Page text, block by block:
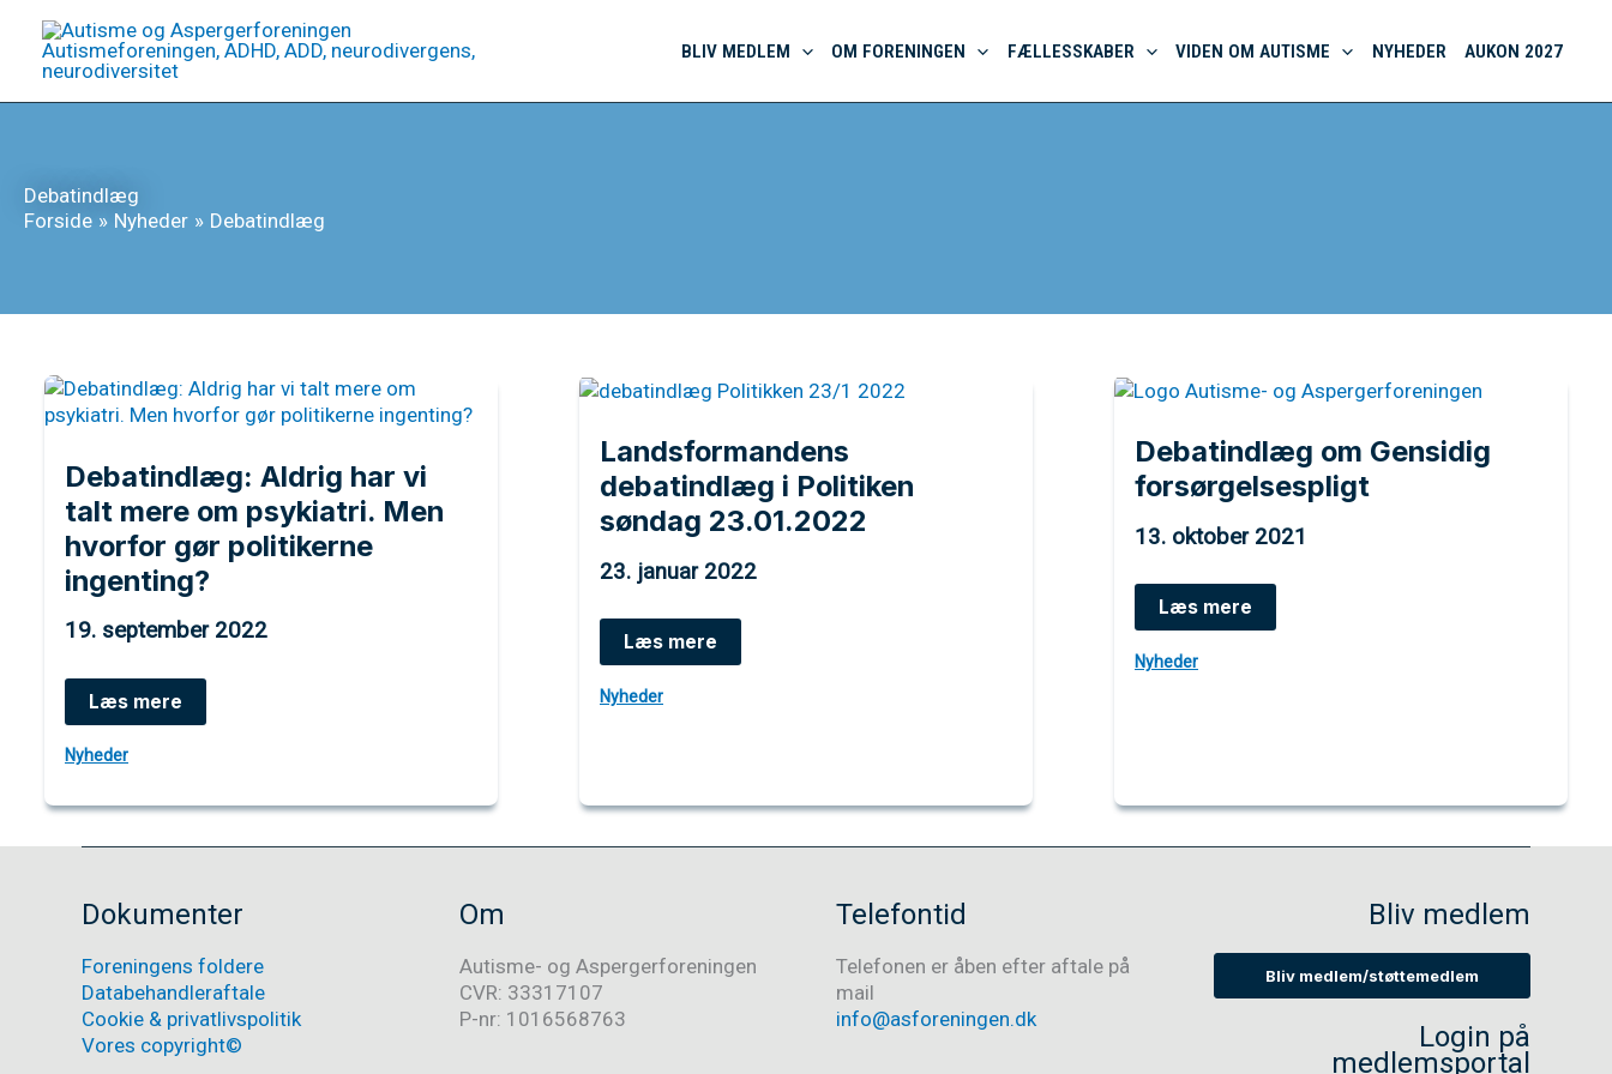
indholdet
BLIV MEDLEM OM FORENINGEN FÆLLESSKABER VIDEN OM AUTISME NYHEDER AUKON 2027
Debatindlæg
Forside
Nyheder Debatindlæg
Debatindlæg: Aldrig har vi
talt mere om psykiatri. Men
hvorfor gør politikerne
ingenting?
19. september 2022
Debatindlæg:
Aldrig
har
vi
mere
hvorfor
gør
ingenting?
Læs mere
Nyheder
Landsformandens
debatindlæg i Politiken
søndag 23.01.2022
23. januar 2022
Landsformandens
debatindlæg
i
Politiken
Læs mere
Nyheder
Debatindlæg om Gensidig
forsørgelsespligt
13. oktober 2021
Debatindlæg
om
Gensidig
forsørgelsespligt
Læs mere
Nyheder
Dokumenter
Foreningens foldere
Databehandleraftale
Cookie & privatlivspolitik
Vores copyright©
Om
Autisme- og Aspergerforeningen
CVR: 33317107
P-nr: 1016568763
Telefontid
Telefonen er åben efter aftale på
mail
info@asforeningen.dk
Bliv medlem
Bliv medlem/støttemedlem
Login på
medlemsportal